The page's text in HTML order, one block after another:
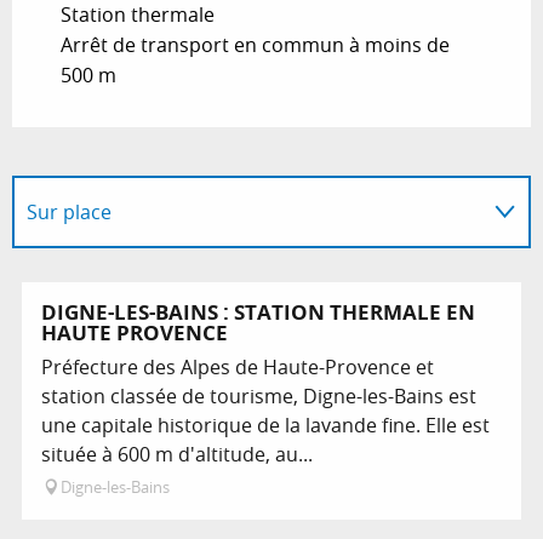
Station thermale
Arrêt de transport en commun à moins de
500 m
Sur place
DIGNE-LES-BAINS : STATION THERMALE EN
HAUTE PROVENCE
Préfecture des Alpes de Haute-Provence et
station classée de tourisme, Digne-les-Bains est
une capitale historique de la lavande fine. Elle est
située à 600 m d'altitude, au...
Digne-les-Bains